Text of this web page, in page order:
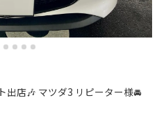
出店🎶 マツダ3 リピーター様🚘